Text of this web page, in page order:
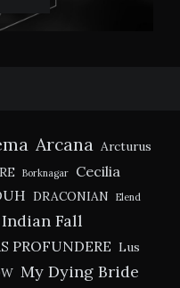
Arcana Arcturus
Borknagar
Cecilia
DRACONIAN Elend
Indian Fall
PROFUNDERE Lus
My Dying Bride